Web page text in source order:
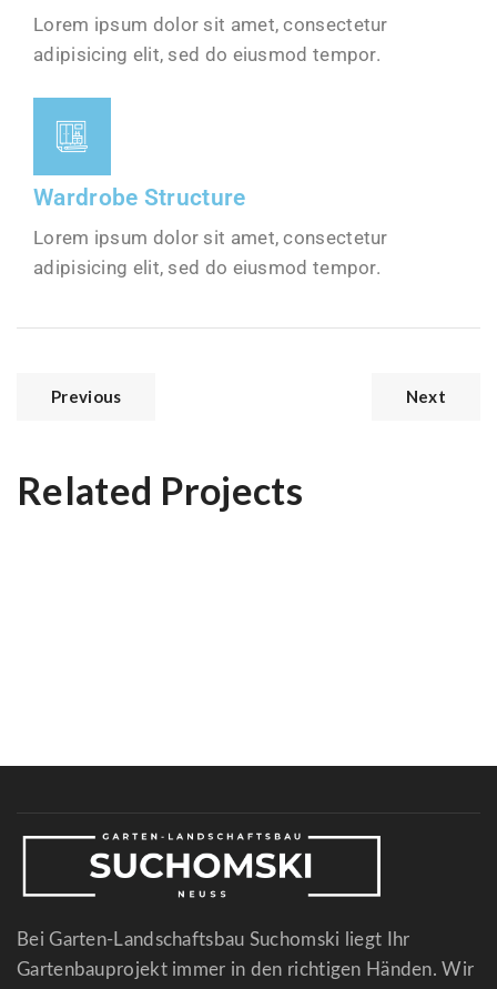
Lorem ipsum dolor sit amet, consectetur
adipisicing elit, sed do eiusmod tempor.
Wardrobe Structure
Lorem ipsum dolor sit amet, consectetur
adipisicing elit, sed do eiusmod tempor.
Previous Next
Related Projects
Bei Garten-Landschaftsbau Suchomski liegt Ihr
Gartenbauprojekt immer in den richtigen Händen. Wir